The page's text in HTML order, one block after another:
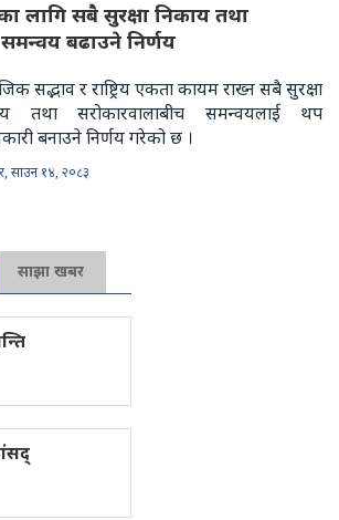
लागि सबै सुरक्षा निकाय तथा
बढाउने निर्णय
सद्भाव र राष्ट्रिय एकता कायम राख्न सबै सुरक्षा
तथा सरोकारवालाबीच समन्वयलाई थप
बनाउने निर्णय गरेको छ ।
साउन १४, २०८३
साझा खबर